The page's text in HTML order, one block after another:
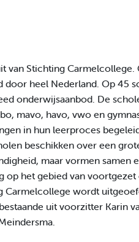
van Stichting
door heel Nederland. Op 45
onderwijsaanbod. De
mavo, havo, vwo en
in hun leerproces
beschikken over een
maar vormen samen
op het gebied van
Carmelcollege wordt
uit voorzitter Karin